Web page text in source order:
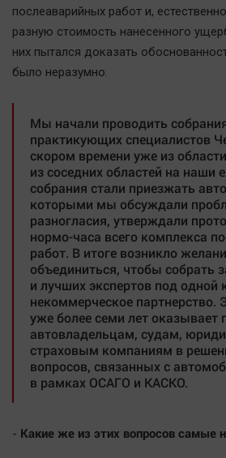
Прогулки по городу Ч
Статистика
Челябинск космический
Другие рубрики
Bookworms
English version
Online-консультация
Актуальная тема
Афиша
Блогеркуль
Быстрый медиазавод
Вирус чтения
Вкусное
Гороскоп
послеаварийных работ и,
разную стоимость нанесенного
них пытался доказать
было неразумно.
Мы начали проводить
практикующих специалистов
скором времени уже из
из соседних областей на наши
собрания стали приезжать
которыми мы обсуждали
разногласия, утверждали
нормо-часа всего комплекса
работ. В итоге возникло
объединиться, чтобы собрать
и лучших экспертов под
некоммерческое партнерство.
уже более семи лет
автовладельцам, судам,
страховым компаниям в
вопросов, связанных с
в рамках ОСАГО и КАСКО.
- Какие же из этих вопросов самые